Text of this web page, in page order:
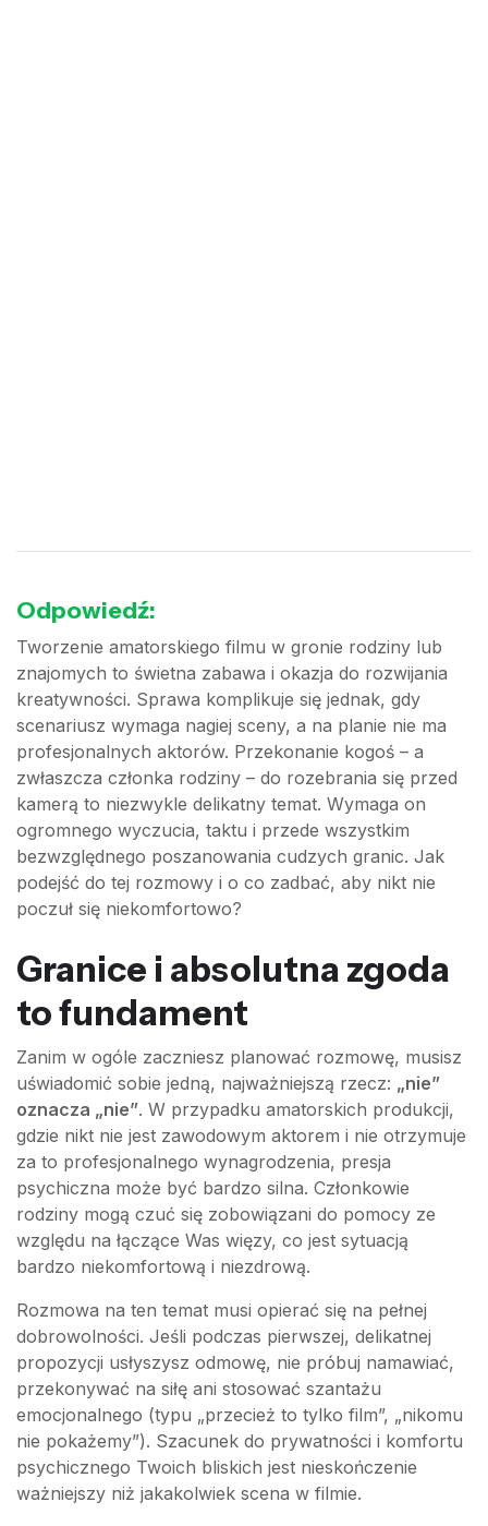
Odpowiedź:
Tworzenie amatorskiego filmu w gronie rodziny lub
znajomych to świetna zabawa i okazja do rozwijania
kreatywności. Sprawa komplikuje się jednak, gdy
scenariusz wymaga nagiej sceny, a na planie nie ma
profesjonalnych aktorów. Przekonanie kogoś – a
zwłaszcza członka rodziny – do rozebrania się przed
kamerą to niezwykle delikatny temat. Wymaga on
ogromnego wyczucia, taktu i przede wszystkim
bezwzględnego poszanowania cudzych granic. Jak
podejść do tej rozmowy i o co zadbać, aby nikt nie
poczuł się niekomfortowo?
Granice i absolutna zgoda
to fundament
Zanim w ogóle zaczniesz planować rozmowę, musisz
uświadomić sobie jedną, najważniejszą rzecz: „nie”
oznacza „nie”. W przypadku amatorskich produkcji,
gdzie nikt nie jest zawodowym aktorem i nie otrzymuje
za to profesjonalnego wynagrodzenia, presja
psychiczna może być bardzo silna. Członkowie
rodziny mogą czuć się zobowiązani do pomocy ze
względu na łączące Was więzy, co jest sytuacją
bardzo niekomfortową i niezdrową.
Rozmowa na ten temat musi opierać się na pełnej
dobrowolności. Jeśli podczas pierwszej, delikatnej
propozycji usłyszysz odmowę, nie próbuj namawiać,
przekonywać na siłę ani stosować szantażu
emocjonalnego (typu „przecież to tylko film”, „nikomu
nie pokażemy”). Szacunek do prywatności i komfortu
psychicznego Twoich bliskich jest nieskończenie
ważniejszy niż jakakolwiek scena w filmie.